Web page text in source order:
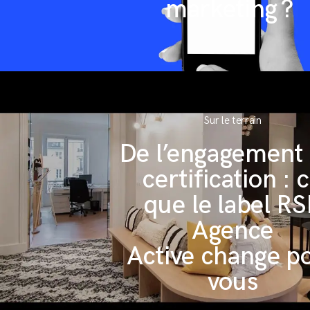
marketing ?
Sur le terrain
De l’engagement
certification :
que le label
Agence
Active change
vous